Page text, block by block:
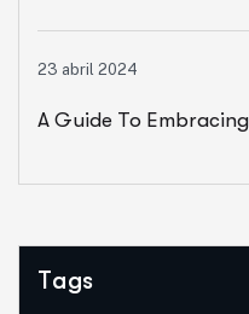
23 abril 2024
A Guide To
Tags